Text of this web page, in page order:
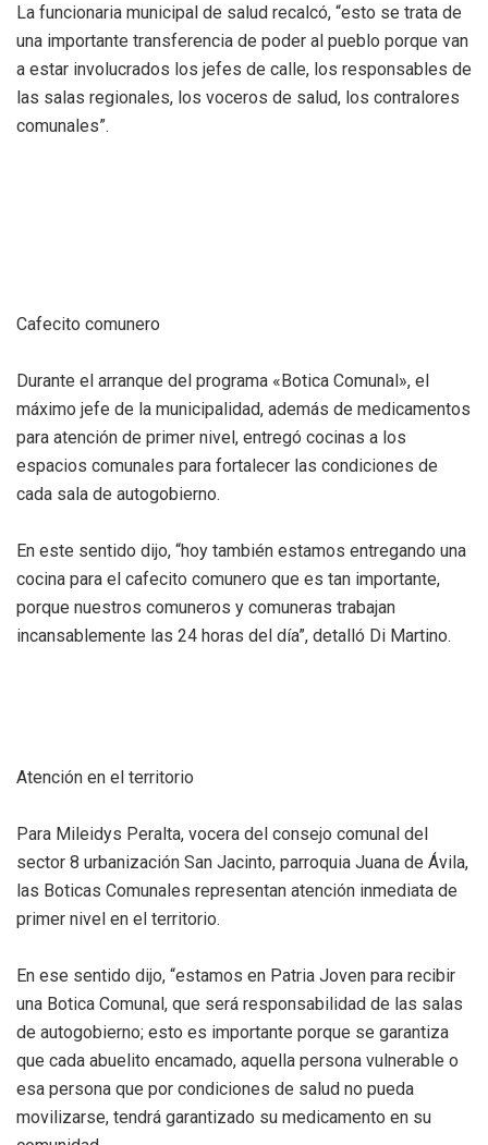
La funcionaria municipal de salud recalcó, “esto se trata de
una importante transferencia de poder al pueblo porque van
a estar involucrados los jefes de calle, los responsables de
las salas regionales, los voceros de salud, los contralores
comunales”.
Cafecito comunero
Durante el arranque del programa «Botica Comunal», el
máximo jefe de la municipalidad, además de medicamentos
para atención de primer nivel, entregó cocinas a los
espacios comunales para fortalecer las condiciones de
cada sala de autogobierno.
En este sentido dijo, “hoy también estamos entregando una
cocina para el cafecito comunero que es tan importante,
porque nuestros comuneros y comuneras trabajan
incansablemente las 24 horas del día”, detalló Di Martino.
Atención en el territorio
Para Mileidys Peralta, vocera del consejo comunal del
sector 8 urbanización San Jacinto, parroquia Juana de Ávila,
las Boticas Comunales representan atención inmediata de
primer nivel en el territorio.
En ese sentido dijo, “estamos en Patria Joven para recibir
una Botica Comunal, que será responsabilidad de las salas
de autogobierno; esto es importante porque se garantiza
que cada abuelito encamado, aquella persona vulnerable o
esa persona que por condiciones de salud no pueda
movilizarse, tendrá garantizado su medicamento en su